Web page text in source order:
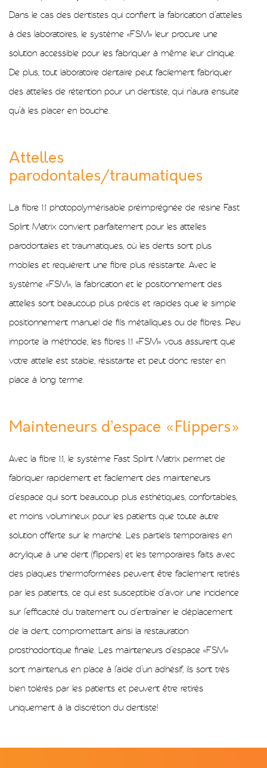
Dans le cas des dentistes qui confient la fabrication d’attelles
à des laboratoires, le système «FSM» leur procure une
solution accessible pour les fabriquer à même leur clinique.
De plus, tout laboratoire dentaire peut facilement fabriquer
des attelles de rétention pour un dentiste, qui n’aura ensuite
qu’à les placer en bouche.
Attelles
parodontales/traumatiques
La fibre 1:1 photopolymérisable préimprégnée de résine Fast
Splint Matrix convient parfaitement pour les attelles
parodontales et traumatiques, où les dents sont plus
mobiles et requièrent une fibre plus résistante. Avec le
système «FSM», la fabrication et le positionnement des
attelles sont beaucoup plus précis et rapides que le simple
positionnement manuel de fils métalliques ou de fibres. Peu
importe la méthode, les fibres 1:1 «FSM» vous assurent que
votre attelle est stable, résistante et peut donc rester en
place à long terme.
Mainteneurs d’espace «Flippers»
Avec la fibre 1:1, le système Fast Splint Matrix permet de
fabriquer rapidement et facilement des mainteneurs
d’espace qui sont beaucoup plus esthétiques, confortables,
et moins volumineux pour les patients que toute autre
solution offerte sur le marché. Les partiels temporaires en
acrylique à une dent (flippers) et les temporaires faits avec
des plaques thermoformées peuvent être facilement retirés
par les patients, ce qui est susceptible d’avoir une incidence
sur l’efficacité du traitement ou d’entraîner le déplacement
de la dent, compromettant ainsi la restauration
prosthodontique finale. Les mainteneurs d’espace «FSM»
sont maintenus en place à l’aide d’un adhésif, ils sont très
bien tolérés par les patients et peuvent être retirés
uniquement à la discrétion du dentiste!